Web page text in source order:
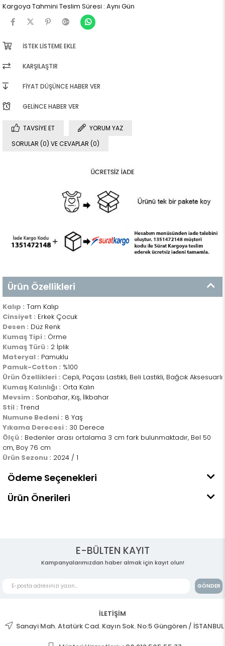
Kargoya Tahmini Teslim Süresi : Aynı Gün
İSTEK LISTEME EKLE
KARŞILAŞTIR
FIYAT DÜŞÜNCE HABER VER
GELINCE HABER VER
TAVSIYE ET
YORUM YAZ
SORULAR (0) VE CEVAPLAR (0)
Ürün Özellikleri
Kalıp : Tam Kalıp
Cinsiyet : Erkek Çocuk
Desen : Düz Renk
Kumaş Tipi : Örme
Kumaş Türü : 2 İplik
Materyal : Pamuklu
Pamuk-Cotton : %100
Ürün Özellikleri : Cepli, Paçası Lastikli, Beli Lastikli, Bağcık Aksesuarlı
Kumaş Kalınlığı : Orta Kalın
Mevsim : Sonbahar, Kış, İlkbahar
Stil : Trend
Numune Bedeni : 8 Yaş
Yıkama Derecesi : 30 Derece
Ölçü : Bedenler arası ortalama 3 cm fark bulunmaktadır, Bel 50
cm, Boy 76 cm
Ürün Sezonu : 2024 / 1
Ödeme Seçenekleri
Ürün Önerileri
E-BÜLTEN KAYIT
Kampanyalarımızdan haber almak için kayıt olun!
GÖNDER
İLETİŞİM
Sanayi Mah. Atatürk Cad. Kayın Sok. No:5 Güngören / İSTANBUL